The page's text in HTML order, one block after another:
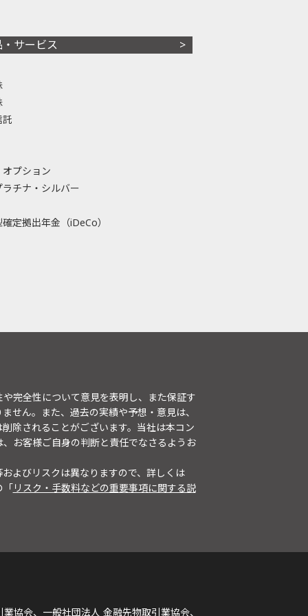
・サービス
託
プション
ラチナ・シルバー
定拠出年金（iDeCo）
完全性について意見を表明し、また保証す
せん。また、過去の実績や予想・意見は、
除されることがございます。当社は本コン
お客様ご自身の判断と責任でなさるようお
よびリスクは異なりますので、詳しくは
「リスク・手数料などの重要事項に関する説
協会、一般社団法人 金融先物取引業協会、